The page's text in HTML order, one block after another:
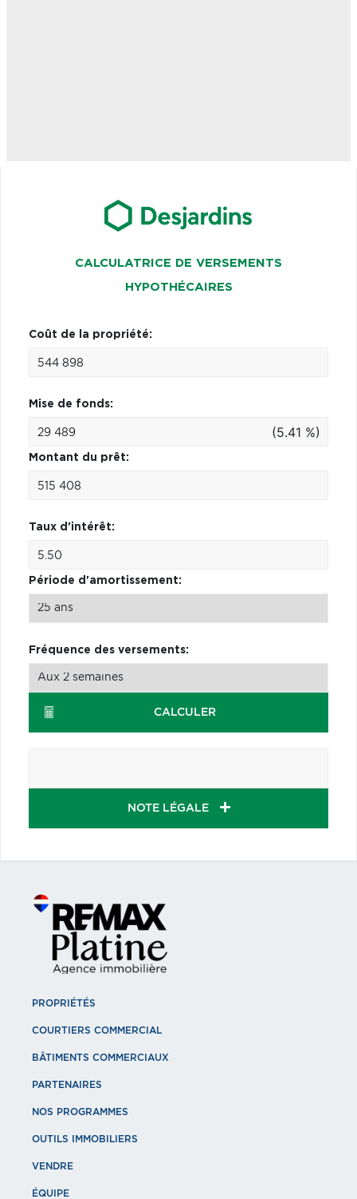
CALCULATRICE DE VERSEMENTS
HYPOTHÉCAIRES
Coût de la propriété:
Mise de fonds:
(5.41 %)
Montant du prêt:
Taux d'intérêt:
Période d'amortissement:
Fréquence des versements:
CALCULER
NOTE LÉGALE
PROPRIÉTÉS
COURTIERS COMMERCIAL
BÂTIMENTS COMMERCIAUX
PARTENAIRES
NOS PROGRAMMES
OUTILS IMMOBILIERS
VENDRE
ÉQUIPE